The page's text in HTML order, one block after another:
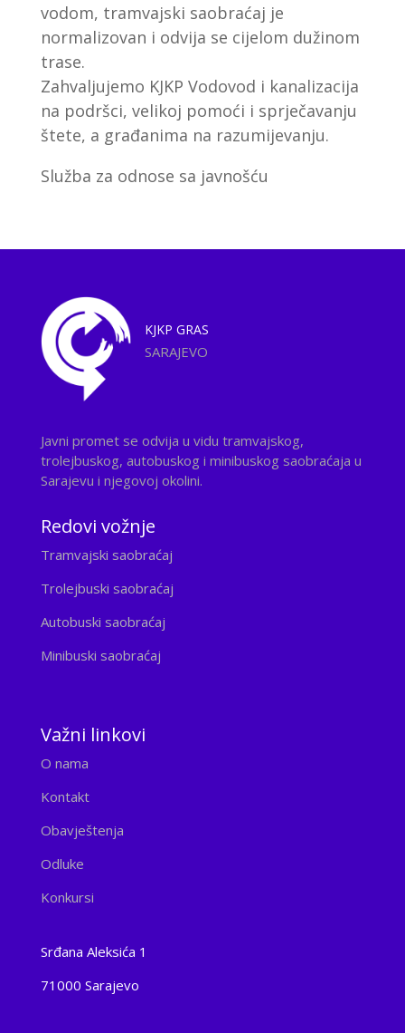
vodom, tramvajski saobraćaj je
normalizovan i odvija se cijelom dužinom
trase.
Zahvaljujemo KJKP Vodovod i kanalizacija
na podršci, velikoj pomoći i sprječavanju
štete, a građanima na razumijevanju.
Služba za odnose sa javnošću
KJKP GRAS
SARAJEVO
Javni promet se odvija u vidu tramvajskog,
trolejbuskog, autobuskog i minibuskog saobraćaja u
Sarajevu i njegovoj okolini.
Redovi vožnje
Tramvajski saobraćaj
Trolejbuski saobraćaj
Autobuski saobraćaj
Minibuski saobraćaj
Važni linkovi
O nama
Kontakt
Obavještenja
Odluke
Konkursi
Srđana Aleksića 1
71000 Sarajevo